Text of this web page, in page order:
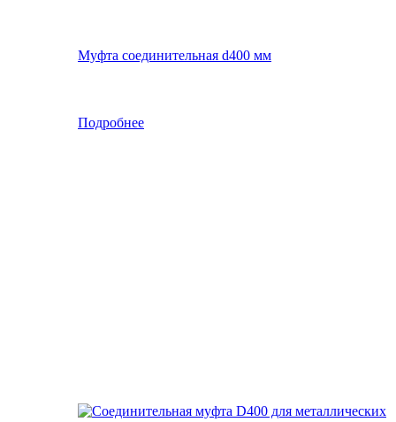
Муфта соединительная d400 мм
Подробнее